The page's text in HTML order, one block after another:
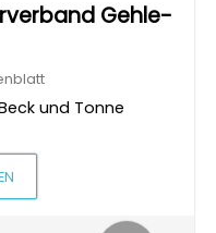
Gehle-
und Tonne